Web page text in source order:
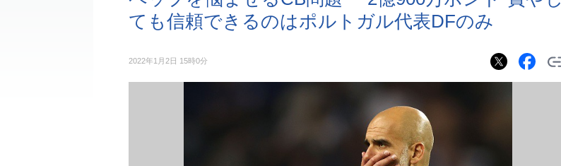
ても信頼できるのはポルトガル代表DFのみ
2022年1月2日 15時0分